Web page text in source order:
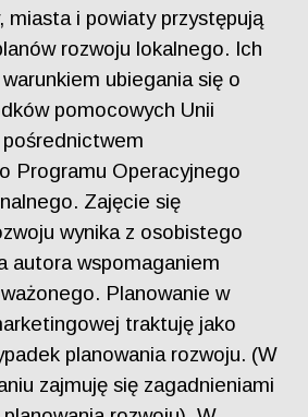
miasta i powiaty przystępują
rozwoju lokalnego. Ich
ubiegania się o
pomocowych Unii
Programu Operacyjnego
Zajęcie się
wynika z osobistego
autora wspomaganiem
Planowanie w
traktuję jako
planowania rozwoju. (W
zajmuję się zagadnieniami